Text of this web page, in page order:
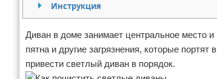
Интерьер и дизайн
Дизайн дачи
Дизайн квартиры
Кухня
Посуда
Ремонт
Контакты
Сотрудничество
Размещение рекламы
Инструкция
Диван в доме занимает центральное место
пятна и другие загрязнения, которые
привести светлый диван в порядок.